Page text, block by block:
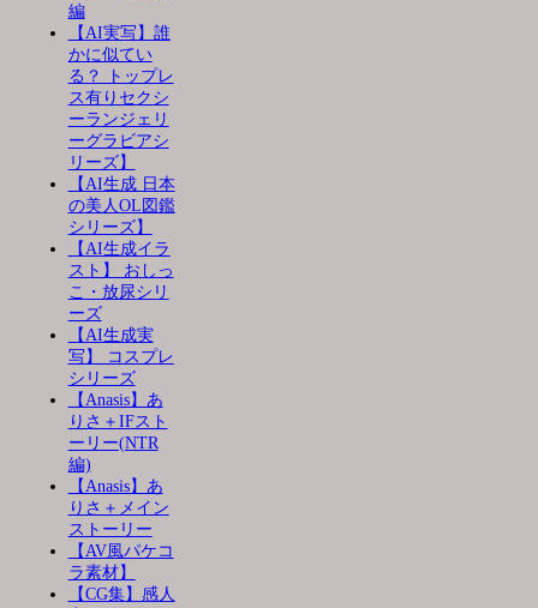
編
【AI実写】誰
かに似てい
る？ トップレ
ス有りセクシ
ーランジェリ
ーグラビアシ
リーズ】
【AI生成 日本
の美人OL図鑑
シリーズ】
【AI生成イラ
スト】 おしっ
こ・放尿シリ
ーズ
【AI生成実
写】 コスプレ
シリーズ
【Anasis】あ
りさ＋IFスト
ーリー(NTR
編)
【Anasis】あ
りさ＋メイン
ストーリー
【AV風パケコ
ラ素材】
【CG集】感人